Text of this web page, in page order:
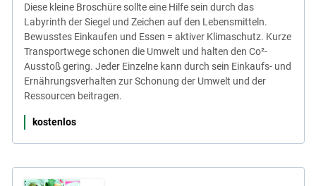
Diese kleine Broschüre sollte eine Hilfe sein durch das
Labyrinth der Siegel und Zeichen auf den Lebensmitteln.
Bewusstes Einkaufen und Essen = aktiver Klimaschutz. Kurze
Transportwege schonen die Umwelt und halten den Co²-
Ausstoß gering. Jeder Einzelne kann durch sein Einkaufs- und
Ernährungsverhalten zur Schonung der Umwelt und der
Ressourcen beitragen.
kostenlos